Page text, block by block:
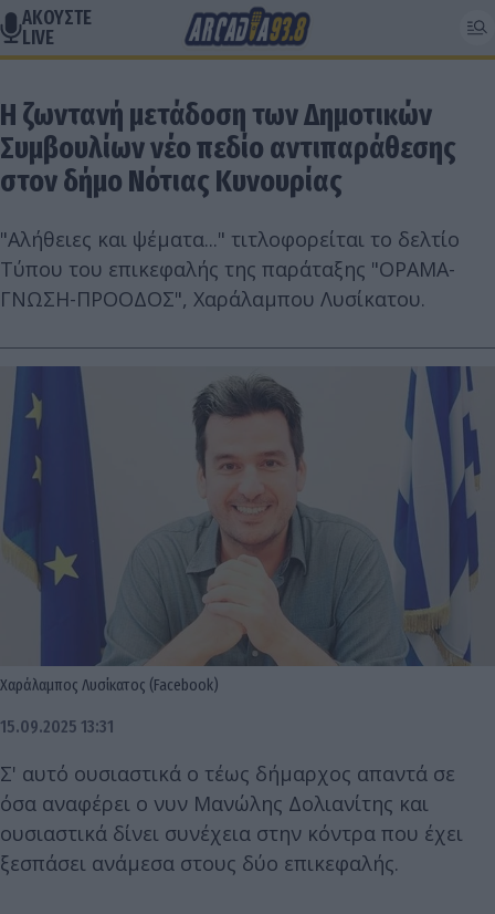
ΑΚΟΥΣΤΕ
LIVE
Η ζωντανή μετάδοση των Δημοτικών
Συμβουλίων νέο πεδίο αντιπαράθεσης
στον δήμο Νότιας Κυνουρίας
"Αλήθειες και ψέματα..." τιτλοφορείται το δελτίο
Τύπου του επικεφαλής της παράταξης "ΟΡΑΜΑ-
ΓΝΩΣΗ-ΠΡΟΟΔΟΣ", Χαράλαμπου Λυσίκατου.
Χαράλαμπος Λυσίκατος (Facebook)
15.09.2025 13:31
Σ' αυτό ουσιαστικά ο τέως δήμαρχος απαντά σε
όσα αναφέρει ο νυν Μανώλης Δολιανίτης και
ουσιαστικά δίνει συνέχεια στην κόντρα που έχει
ξεσπάσει ανάμεσα στους δύο επικεφαλής.